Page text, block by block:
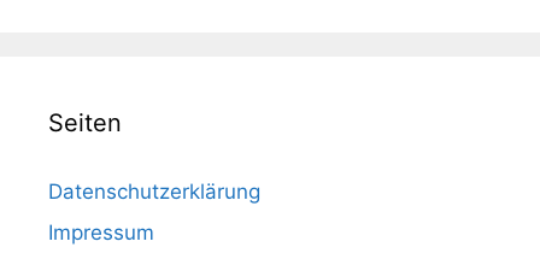
Seiten
Datenschutzerklärung
Impressum